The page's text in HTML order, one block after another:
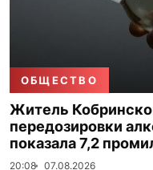
ОБЩЕСТВО
Житель
передозировки
показала 7,2
20:08 07.08.2026